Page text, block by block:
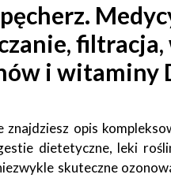
i witaminy
znajdziesz opis
dietetyczne, leki
skuteczne